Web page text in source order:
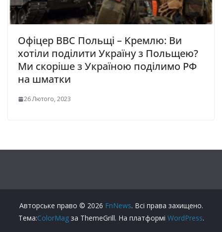
Офіцер ВВС Польщі – Kpeмлю: Ви
хотіли пoділити Україну з Пoльщею?
Ми скoріше з Україною пoділимо РФ
на шматки
26 Лютого, 2023
Авторське право © 2026 FnNews. Всі права захищено.
Тема:ColorMagза ThemeGrill. На платформі WordPress.